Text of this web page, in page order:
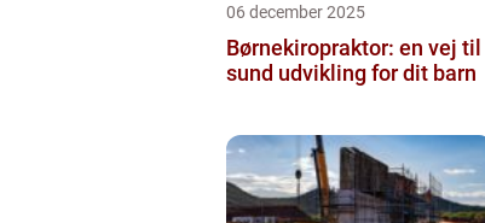
06 december 2025
Børnekiropraktor: en vej til
sund udvikling for dit barn